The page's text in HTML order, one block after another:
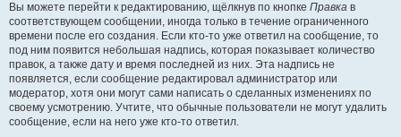
Вы можете перейти к редактированию, щёлкнув по кнопке Правка в
соответствующем сообщении, иногда только в течение ограниченного
времени после его создания. Если кто-то уже ответил на сообщение, то
под ним появится небольшая надпись, которая показывает количество
правок, а также дату и время последней из них. Эта надпись не
появляется, если сообщение редактировал администратор или
модератор, хотя они могут сами написать о сделанных изменениях по
своему усмотрению. Учтите, что обычные пользователи не могут удалить
сообщение, если на него уже кто-то ответил.